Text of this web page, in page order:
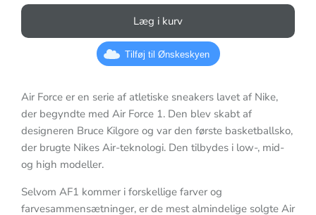
Læg i kurv
Tilføj til Ønskeskyen
Air Force er en serie af atletiske sneakers lavet af Nike,
der begyndte med Air Force 1. Den blev skabt af
designeren Bruce Kilgore og var den første basketballsko,
der brugte Nikes Air-teknologi. Den tilbydes i low-, mid-
og high modeller.
Selvom AF1 kommer i forskellige farver og
farvesammensætninger, er de mest almindelige solgte Air